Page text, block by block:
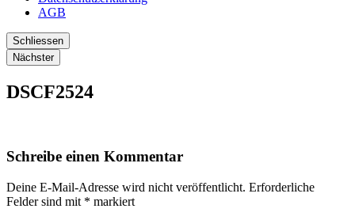
AGB
Schliessen
Nächster
DSCF2524
Schreibe einen Kommentar
Deine E-Mail-Adresse wird nicht veröffentlicht. Erforderliche
Felder sind mit * markiert